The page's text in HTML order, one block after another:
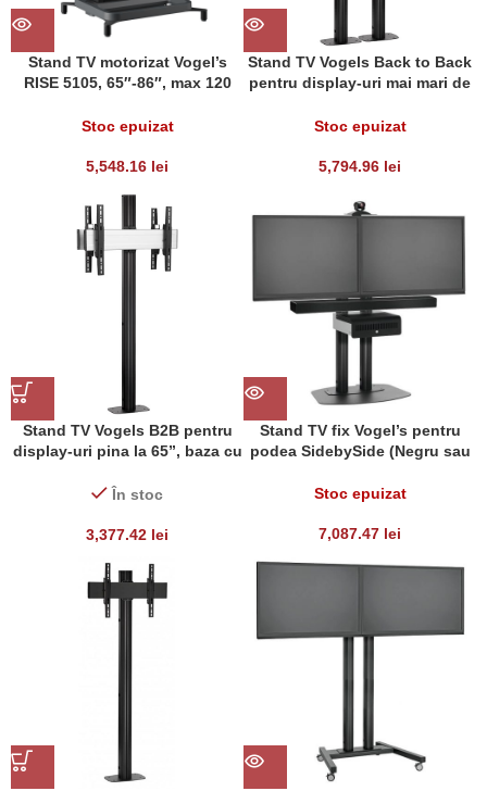
Stand TV motorizat Vogel’s
RISE 5105, 65″-86″, max 120
Stoc epuizat
5,548.16 lei
Stand TV Vogels Back to Back
pentru display-uri mai mari de
max. 160kgr/pcs
Stoc epuizat
5,794.96 lei
Stand TV Vogels B2B pentru
display-uri pina la 65”, baza cu
max80kg/pcs
În stoc
3,377.42 lei
Stand TV fix Vogel’s pentru
podea SidebySide (Negru sau
Stoc epuizat
7,087.47 lei